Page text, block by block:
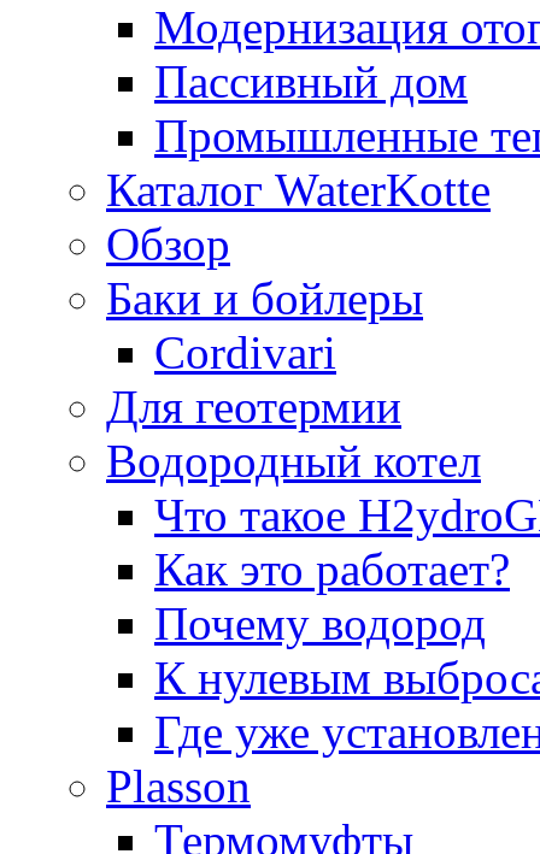
Модернизация
Пассивный дом
Промышленные
Каталог WaterKotte
Обзор
Баки и бойлеры
Cordivari
Для геотермии
Водородный котел
Что такое
Как это работает?
Почему водород
К нулевым
Где уже
Plasson
Термомуфты